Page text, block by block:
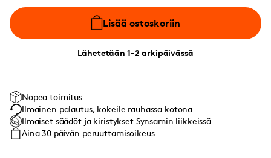
Lisää ostoskoriin
Lähetetään 1-2 arkipäivässä
Nopea toimitus
Ilmainen palautus, kokeile rauhassa kotona
Ilmaiset säädöt ja kiristykset Synsamin liikkeissä
Aina 30 päivän peruuttamisoikeus